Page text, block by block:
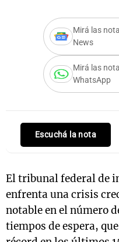
Mirá las
News
Mirá las
WhatsApp
Escuchá la nota
El tribunal federal de
enfrenta una crisis
notable en el número
tiempos de espera,